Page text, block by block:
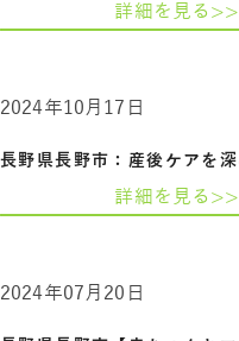
詳細を見る>>
2024年10月17日
詳細を見る>>
2024年07月20日